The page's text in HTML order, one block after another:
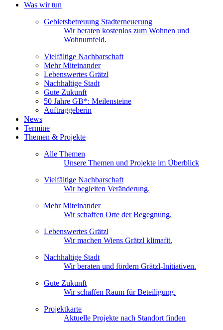
Was wir tun
Gebietsbetreuung Stadterneuerung
Wir beraten kostenlos zum Wohnen und
Wohnumfeld.
Vielfältige Nachbarschaft
Mehr Miteinander
Lebenswertes Grätzl
Nachhaltige Stadt
Gute Zukunft
50 Jahre GB*: Meilensteine
Auftraggeberin
News
Termine
Themen & Projekte
Alle Themen
Unsere Themen und Projekte im Überblick
Vielfältige Nachbarschaft
Wir begleiten Veränderung.
Mehr Miteinander
Wir schaffen Orte der Begegnung.
Lebenswertes Grätzl
Wir machen Wiens Grätzl klimafit.
Nachhaltige Stadt
Wir beraten und fördern Grätzl-Initiativen.
Gute Zukunft
Wir schaffen Raum für Beteiligung.
Projektkarte
Aktuelle Projekte nach Standort finden